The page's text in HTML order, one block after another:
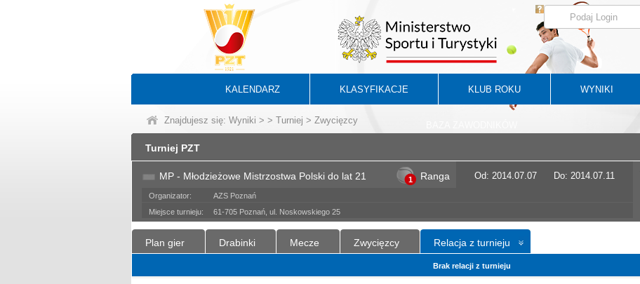
KALENDARZ KLASYFIKACJE KLUB ROKU WYNIKI
Znajdujesz się: Wyniki > > Turniej > Zwycięzcy
Turniej PZT
MP - Młodzieżowe Mistrzostwa Polski do lat 21 1 Ranga Od: 2014.07.07 Do: 2014.07.11
Organizator:
AZS Poznań
Miejsce turnieju:
61-705 Poznań, ul. Noskowskiego 25
Plan gier Drabinki Mecze Zwycięzcy Relacja z turnieju
Brak relacji z turnieju